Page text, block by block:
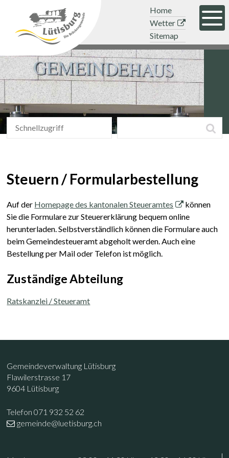
Navigieren in der Gemeinde
Schnellnavigation
Mobile Hauptnavigation Topnavigation
Home
Wetter
Sitemap
Schnellzugriff
Schnellzugriff
Steuern / Formularbestellung
Auf der Homepage des kantonalen Steueramtes
können
Sie die Formulare zur Steuererklärung bequem online
herunterladen. Selbstverständlich können die Formulare auch
beim Gemeindesteueramt abgeholt werden. Auch eine
Bestellung per Mail oder Telefon ist möglich.
Zuständige Abteilung
Ratskanzlei / Steueramt
Footer
Kontakt
Gemeindeverwaltung Lütisburg
Flawilerstrasse 17
9604 Lütisburg
Telefon 071 932 52 62
gemeinde@luetisburg.ch